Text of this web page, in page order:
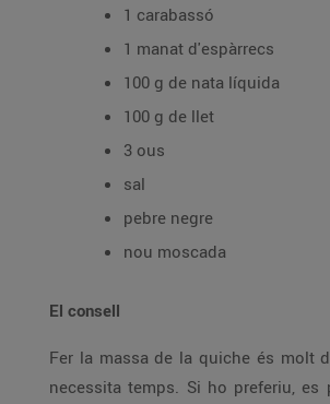
1 carabassó
1 manat d'espàrrecs
100 g de nata líquida
100 g de llet
3 ous
sal
pebre negre
nou moscada
El consell
Fer la massa de la quiche és molt
necessita temps. Si ho preferiu, es